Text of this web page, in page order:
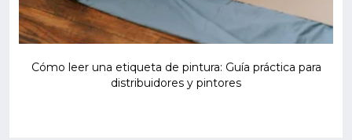
Cómo leer una etiqueta de pintura: Guía práctica para
distribuidores y pintores